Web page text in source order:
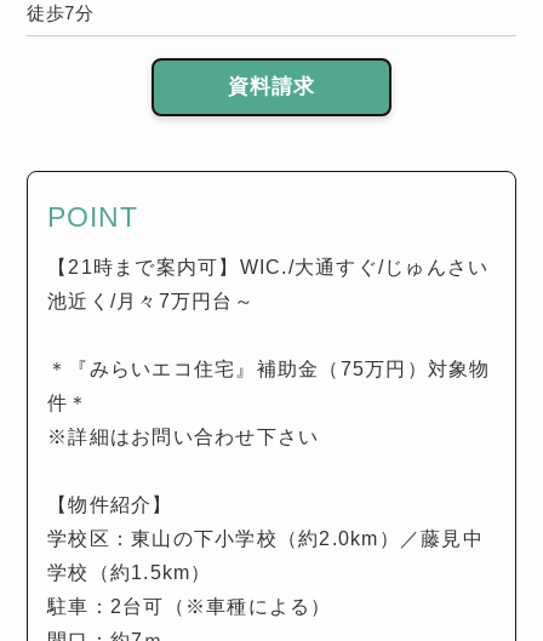
徒歩7分
資料請求
POINT
【21時まで案内可】WIC./大通すぐ/じゅんさい
池近く/月々7万円台～
＊『みらいエコ住宅』補助金（75万円）対象物
件＊
※詳細はお問い合わせ下さい
【物件紹介】
学校区：東山の下小学校（約2.0km）／藤見中
学校（約1.5km）
駐車：2台可（※車種による）